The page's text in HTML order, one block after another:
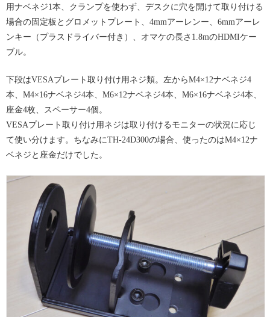
用ナベネジ1本、クランプを使わず、デスクに穴を開けて取り付ける
場合の固定板とグロメットプレート、4mmアーレンー、6mmアーレ
ンキー（プラスドライバー付き）、オマケの長さ1.8mのHDMIケー
ブル。
下段はVESAプレート取り付け用ネジ類。左からM4×12ナベネジ4
本、M4×16ナベネジ4本、M6×12ナベネジ4本、M6×16ナベネジ4本、
座金4枚、スペーサー4個。
VESAプレート取り付け用ネジは取り付けるモニターの状況に応じ
て使い分けます。ちなみにTH-24D300の場合、使ったのはM4×12ナ
ベネジと座金だけでした。